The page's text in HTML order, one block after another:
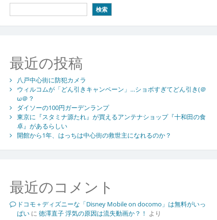
検索
最近の投稿
八戸中心街に防犯カメラ
ウィルコムが「どん引きキャンペーン」…ショボすぎてどん引き(＠
ω＠？
ダイソーの100円ガーデンランプ
東京に『スタミナ源たれ』が買えるアンテナショップ『十和田の食
卓』があるらしい
開館から1年、はっちは中心街の救世主になれるのか？
最近のコメント
ドコモ＋ディズニーな「Disney Mobile on docomo」は無料がいっ
ぱいに 徳澤直子 浮気の原因は流失動画か？！ より